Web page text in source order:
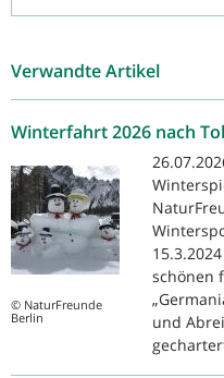
Verwandte Artikel
Winterfahrt 2026 nach
© NaturFreunde
Berlin
schönen
und